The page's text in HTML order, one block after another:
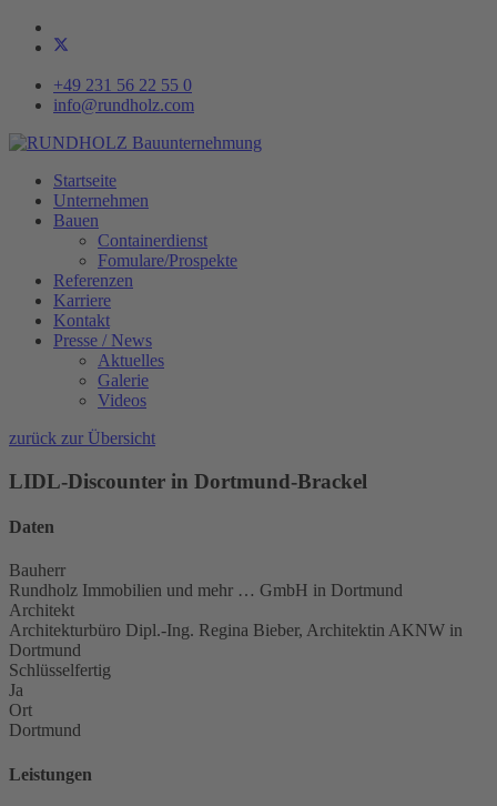
+49 231 56 22 55 0
info@rundholz.com
Startseite
Unternehmen
Bauen
Containerdienst
Fomulare/Prospekte
Referenzen
Karriere
Kontakt
Presse / News
Aktuelles
Galerie
Videos
zurück zur Übersicht
LIDL-Discounter in Dortmund-Brackel
Daten
Bauherr
Rundholz Immobilien und mehr … GmbH in Dortmund
Architekt
Architekturbüro Dipl.-Ing. Regina Bieber, Architektin AKNW in
Dortmund
Schlüsselfertig
Ja
Ort
Dortmund
Leistungen